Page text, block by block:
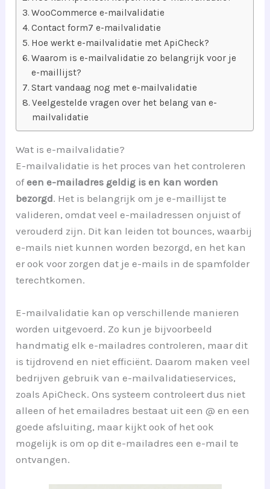
WooCommerce e-mailvalidatie
Contact form7 e-mailvalidatie
Hoe werkt e-mailvalidatie met ApiCheck?
Waarom is e-mailvalidatie zo belangrijk voor je
e-maillijst?
Start vandaag nog met e-mailvalidatie
Veelgestelde vragen over het belang van e-
mailvalidatie
Wat is e-mailvalidatie?
E-mailvalidatie is het proces van het controleren
ofeen e-mailadres geldig is en kan worden
bezorgd. Het is belangrijk om je e-maillijst te
valideren, omdat veel e-mailadressen onjuist of
verouderd zijn. Dit kan leiden tot bounces, waarbij
e-mails niet kunnen worden bezorgd, en het kan
er ook voor zorgen dat je e-mails in de spamfolder
terechtkomen.
E-mailvalidatie kan op verschillende manieren
worden uitgevoerd. Zo kun je bijvoorbeeld
handmatig elk e-mailadres controleren, maar dit
is tijdrovend en niet efficiënt. Daarom maken veel
bedrijven gebruik van e-mailvalidatieservices,
zoals ApiCheck. Ons systeem controleert dus niet
alleen of het emailadres bestaat uit een @ en een
goede afsluiting, maar kijkt ook of het ook
mogelijk is om op dit e-mailadres een e-mail te
ontvangen.